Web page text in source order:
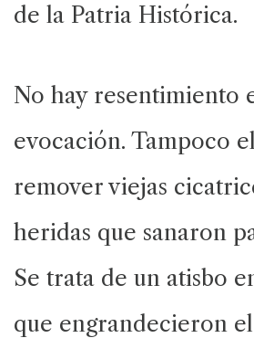
de la Patria Histórica.
No hay resentimiento
evocación. Tampoco
remover viejas
heridas que sanaron
Se trata de un atisbo
que engrandecieron